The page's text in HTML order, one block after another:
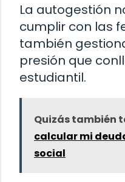
La autogestión
cumplir con las
también
presión que
estudiantil.
Quizás también
calcular mi
social